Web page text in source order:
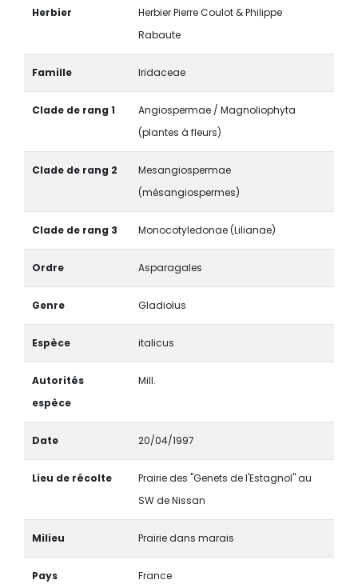
Herbier
Herbier Pierre Coulot & Philippe
Rabaute
Famille Iridaceae
Clade de rang 1
Angiospermae / Magnoliophyta
(plantes à fleurs)
Clade de rang 2
Mesangiospermae
(mésangiospermes)
Clade de rang 3 Monocotyledonae (Lilianae)
Ordre Asparagales
Genre Gladiolus
Espèce italicus
Autorités
espèce
Mill.
Date 20/04/1997
Lieu de récolte
Prairie des "Genets de l'Estagnol" au
SW de Nissan
Milieu Prairie dans marais
Pays France